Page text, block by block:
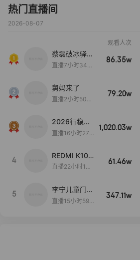
热门直播间
2026-08-07
观看人次
蔡磊破冰驿站
直播间好物分
直播7小时34分
86.35w
舅妈来了
直播2小时50分
79.20w
2026行稳致
远
直播16小时27
1,020.03w
4
REDMI K100
Pro系列新品
启！
直播22小时10
61.46w
5
李宁儿童门店
爆款赤兔8pr
直播15小时59
347.11w